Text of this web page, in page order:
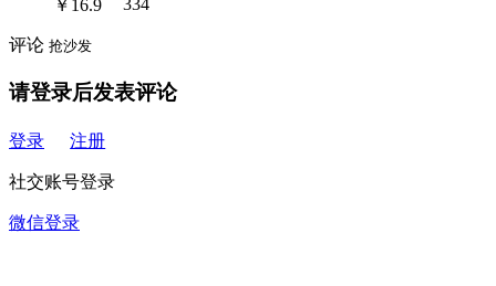
￥ 16.9 334
评论 抢沙发
请登录后发表评论
登录 注册
社交账号登录
微信登录